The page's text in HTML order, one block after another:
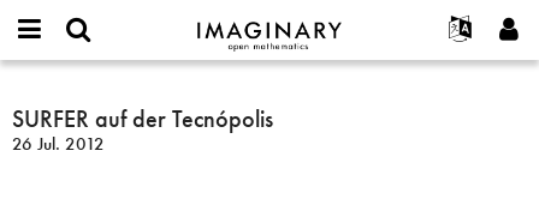
IMAGINARY
open
Français
Programme
Projekte
or
username
Passwort
Suche
SURFER
auf
der
SURFER auf der Tecnópolis
26 Jul. 2012